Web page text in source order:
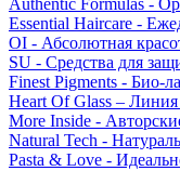
Authentic Formulas -
Essential Haircare -
OI - Абсолютная
SU - Средства для
Finest Pigments - Био-
Heart Of Glass –
More Inside -
Natural Tech -
Pasta & Love -